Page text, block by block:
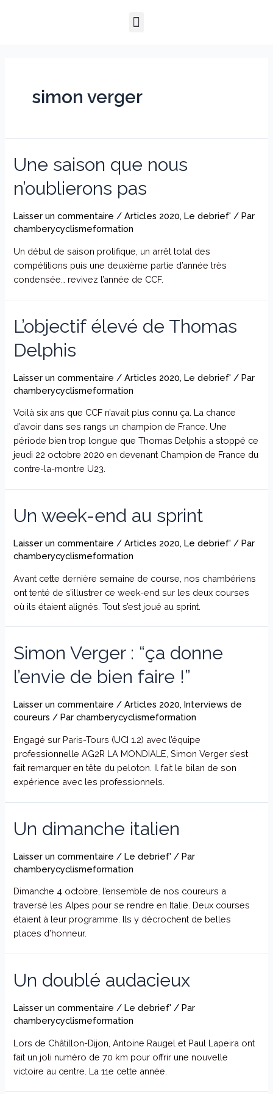
Menu
simon verger
Une saison que nous
n’oublierons pas
Laisser un commentaire /Articles 2020,Le debrief' / Par
chamberycyclismeformation
Un début de saison prolifique, un arrêt total des
compétitions puis une deuxième partie d’année très
condensée… revivez l’année de CCF.
L’objectif élevé de Thomas
Delphis
Laisser un commentaire /Articles 2020,Le debrief' / Par
chamberycyclismeformation
Voilà six ans que CCF n’avait plus connu ça. La chance
d’avoir dans ses rangs un champion de France. Une
période bien trop longue que Thomas Delphis a stoppé ce
jeudi 22 octobre 2020 en devenant Champion de France du
contre-la-montre U23.
Un week-end au sprint
Laisser un commentaire /Articles 2020,Le debrief' / Par
chamberycyclismeformation
Avant cette dernière semaine de course, nos chambériens
ont tenté de s’illustrer ce week-end sur les deux courses
où ils étaient alignés. Tout s’est joué au sprint.
Simon Verger : “ça donne
l’envie de bien faire !”
Laisser un commentaire /Articles 2020,Interviews de
coureurs / Parchamberycyclismeformation
Engagé sur Paris-Tours (UCI 1.2) avec l’équipe
professionnelle AG2R LA MONDIALE, Simon Verger s’est
fait remarquer en tête du peloton. Il fait le bilan de son
expérience avec les professionnels.
Un dimanche italien
Laisser un commentaire /Le debrief' / Par
chamberycyclismeformation
Dimanche 4 octobre, l’ensemble de nos coureurs a
traversé les Alpes pour se rendre en Italie. Deux courses
étaient à leur programme. Ils y décrochent de belles
places d’honneur.
Un doublé audacieux
Laisser un commentaire /Le debrief' / Par
chamberycyclismeformation
Lors de Châtillon-Dijon, Antoine Raugel et Paul Lapeira ont
fait un joli numéro de 70 km pour offrir une nouvelle
victoire au centre. La 11e cette année.